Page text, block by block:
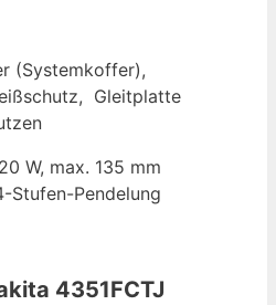
(Systemkoffer),
Gleitplatte
max. 135 mm
Stufen-Pendelung
4351FCTJ